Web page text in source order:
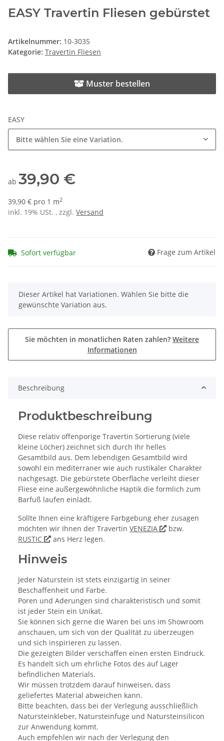
EASY Travertin Fliesen gebürstet
Artikelnummer: 10-3035
Kategorie: Travertin Fliesen
Muster bestellen
EASY
Bitte wählen Sie eine Variation.
ab 39,90 €
39,90 € pro 1 m2
inkl. 19% USt. , zzgl. Versand
Sofort verfügbar Frage zum Artikel
x
Dieser Artikel hat Variationen. Wählen Sie bitte die
gewünschte Variation aus.
Sie möchten in monatlichen Raten zahlen? Weitere
Informationen
Beschreibung
Produktbeschreibung
Diese relativ offenporige Travertin Sortierung (viele
kleine Löcher) zeichnet sich durch Ihr helles
Gesamtbild aus. Dem lebendigen Gesamtbild wird
sowohl ein mediterraner wie auch rustikaler Charakter
nachgesagt. Die gebürstete Oberfläche verleiht dieser
Fliese eine außergewöhnliche Haptik die formlich zum
Barfuß laufen einlädt.
Sollte Ihnen eine kräftigere Farbgebung eher zusagen
möchten wir Ihnen der Travertin VENEZIA
bzw.
RUSTIC
ans Herz legen.
Hinweis
Jeder Naturstein ist stets einzigartig in seiner
Beschaffenheit und Farbe.
Poren und Aderungen sind charakteristisch und somit
ist jeder Stein ein Unikat.
Sie können sich gerne die Waren bei uns im Showroom
anschauen, um sich von der Qualität zu überzeugen
und sich inspirieren zu lassen.
Die gezeigten Bilder verschaffen einen ersten Eindruck.
Es handelt sich um ehrliche Fotos des auf Lager
befindlichen Materials.
Wir müssen trotzdem darauf hinweisen, dass
geliefertes Material abweichen kann.
Bitte beachten, dass bei der Verlegung ausschließlich
Natursteinkleber, Natursteinfuge und Natursteinsilicon
zur Anwendung kommt.
Auch empfehlen wir nach der Verlegung den